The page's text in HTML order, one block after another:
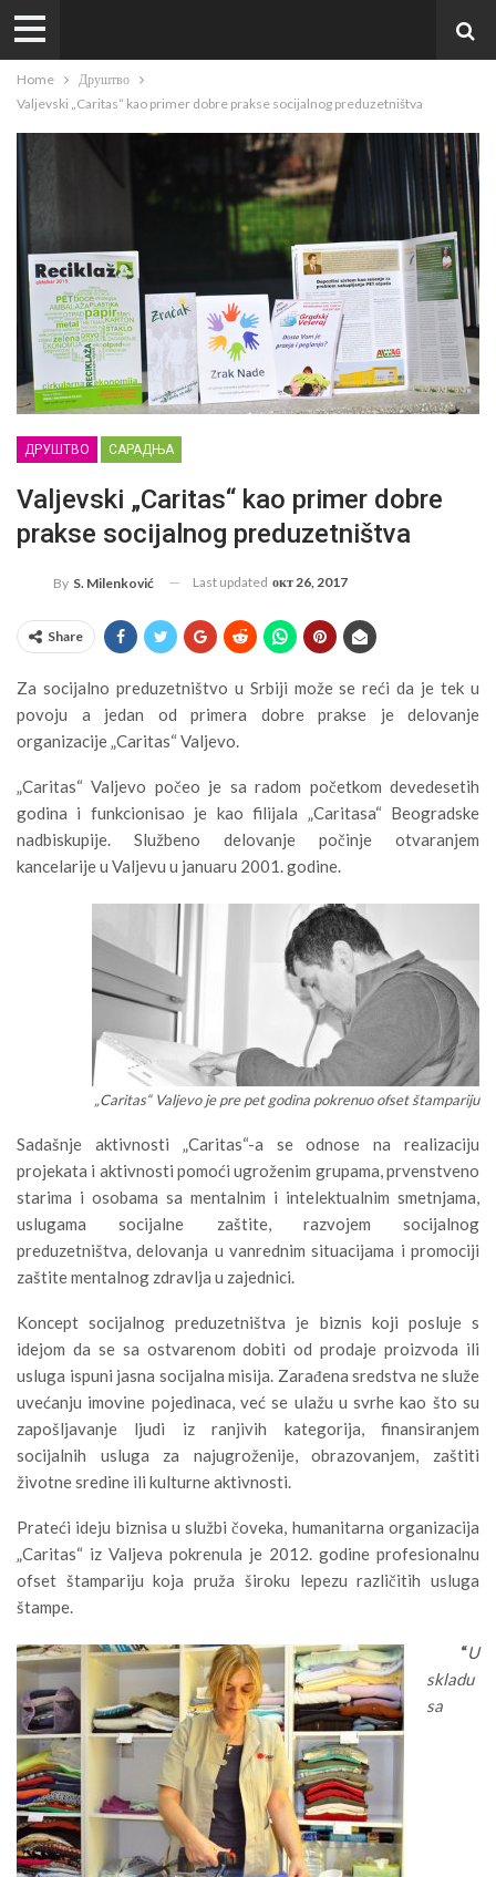
Home
Друштво
Valjevski „Caritas“ kao primer dobre prakse socijalnog preduzetništva
ДРУШТВО САРАДЊА
Valjevski „Caritas“ kao primer dobre
prakse socijalnog preduzetništva
By S. Milenković Last updated окт 26, 2017
Share
Za socijalno preduzetništvo u Srbiji može se reći da je tek u
povoju a jedan od primera dobre prakse je delovanje
organizacije „Caritas“ Valjevo.
„Caritas“ Valjevo počeo je sa radom početkom devedesetih
godina i funkcionisao je kao filijala „Caritasa“ Beogradske
nadbiskupije. Službeno delovanje počinje otvaranjem
kancelarije u Valjevu u januaru 2001. godine.
„Caritas“ Valjevo je pre pet godina pokrenuo ofset štampariju
Sadašnje aktivnosti „Caritas“-a se odnose na realizaciju
projekata i aktivnosti pomoći ugroženim grupama, prvenstveno
starima i osobama sa mentalnim i intelektualnim smetnjama,
uslugama socijalne zaštite, razvojem socijalnog
preduzetništva, delovanja u vanrednim situacijama i promociji
zaštite mentalnog zdravlja u zajednici.
Koncept socijalnog preduzetništva je biznis koji posluje s
idejom da se sa ostvarenom dobiti od prodaje proizvoda ili
usluga ispuni jasna socijalna misija. Zarađena sredstva ne služe
uvećanju imovine pojedinaca, već se ulažu u svrhe kao što su
zapošljavanje ljudi iz ranjivih kategorija, finansiranjem
socijalnih usluga za najugroženije, obrazovanjem, zaštiti
životne sredine ili kulturne aktivnosti.
Prateći ideju biznisa u službi čoveka, humanitarna organizacija
„Caritas“ iz Valjeva pokrenula je 2012. godine profesionalnu
ofset štampariju koja pruža široku lepezu različitih usluga
štampe.
“U
skladu
sa